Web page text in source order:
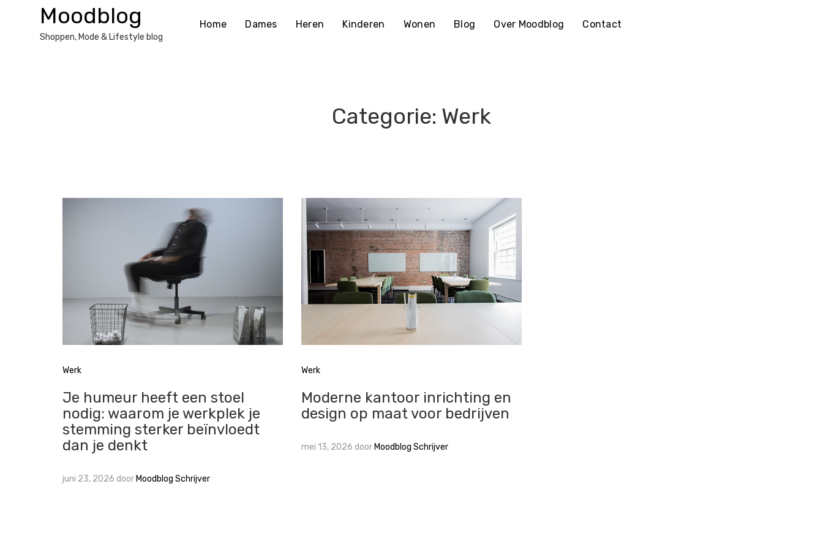
Moodblog
Shoppen, Mode & Lifestyle blog
Home Dames Heren Kinderen Wonen Blog Over Moodblog Contact
Categorie: Werk
Werk
Je humeur heeft een stoel
nodig: waarom je werkplek je
stemming sterker beïnvloedt
dan je denkt
juni 23, 2026 door Moodblog Schrijver
Werk
Moderne kantoor inrichting en
design op maat voor bedrijven
mei 13, 2026 door Moodblog Schrijver